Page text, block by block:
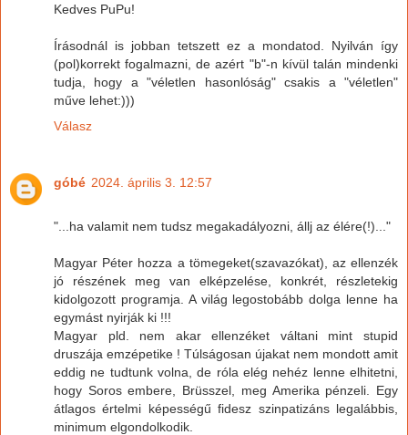
Kedves PuPu!
Írásodnál is jobban tetszett ez a mondatod. Nyilván így
(pol)korrekt fogalmazni, de azért "b"-n kívül talán mindenki
tudja, hogy a "véletlen hasonlóság" csakis a "véletlen"
műve lehet:)))
Válasz
góbé 2024. április 3. 12:57
"...ha valamit nem tudsz megakadályozni, állj az élére(!)..."
Magyar Péter hozza a tömegeket(szavazókat), az ellenzék
jó részének meg van elképzelése, konkrét, részletekig
kidolgozott programja. A világ legostobább dolga lenne ha
egymást nyirják ki !!!
Magyar pld. nem akar ellenzéket váltani mint stupid
druszája emzépetike ! Túlságosan újakat nem mondott amit
eddig ne tudtunk volna, de róla elég nehéz lenne elhitetni,
hogy Soros embere, Brüsszel, meg Amerika pénzeli. Egy
átlagos értelmi képességű fidesz szinpatizáns legalábbis,
minimum elgondolkodik.